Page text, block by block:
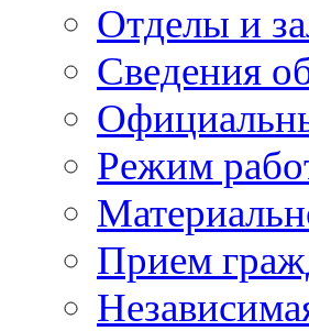
Отделы и
Сведения
Режим
Прием